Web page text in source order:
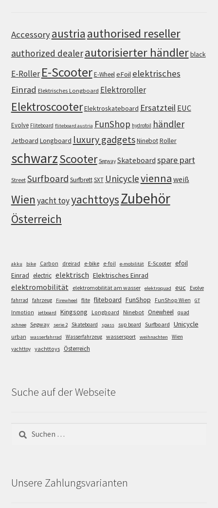
Accessoryaustria authorised reseller
authorized dealerautorisierter händlerblack
E-Roller E-ScooterE-WheeleFoil elektrisches
Einrad Elektrisches Longboard Elektroroller
ElektroscooterElektroskateboard Ersatzteil EUC
Evolve Fliteboard fliteboard austria FunShop hydrofoil händler
Jetboard Longboard luxury gadgetsNinebotRoller
schwarzScooter Segway Skateboard spare part
Street Surfboard SurfbrettSXT Unicyclevienna weiß
Wien yacht toyyachttoysZubehör
Österreich
akku bike Carbon dreirad e-bike e-foil e-mobilität E-Scooter efoil
Einrad electric elektrisch Elektrisches Einrad
elektromobilität elektromobilität am wasser elektroquad euc
Evolve
fahrrad
fahrzeug Firewheel flite fliteboard FunShop FunShop Wien GT
Inmotion jetboard Kingsong Longboard Ninebot Onewheel quad
schnee Segway serie 2 Skateboard spass sup board Surfboard Unicycle
urban wasserfahrrad Wasserfahrzeug wassersport weihnachten
Wien
yachttoy yachttoys Österreich
Suche auf der Webseite
Suchen
nach:
Unsere Zahlungsvarianten